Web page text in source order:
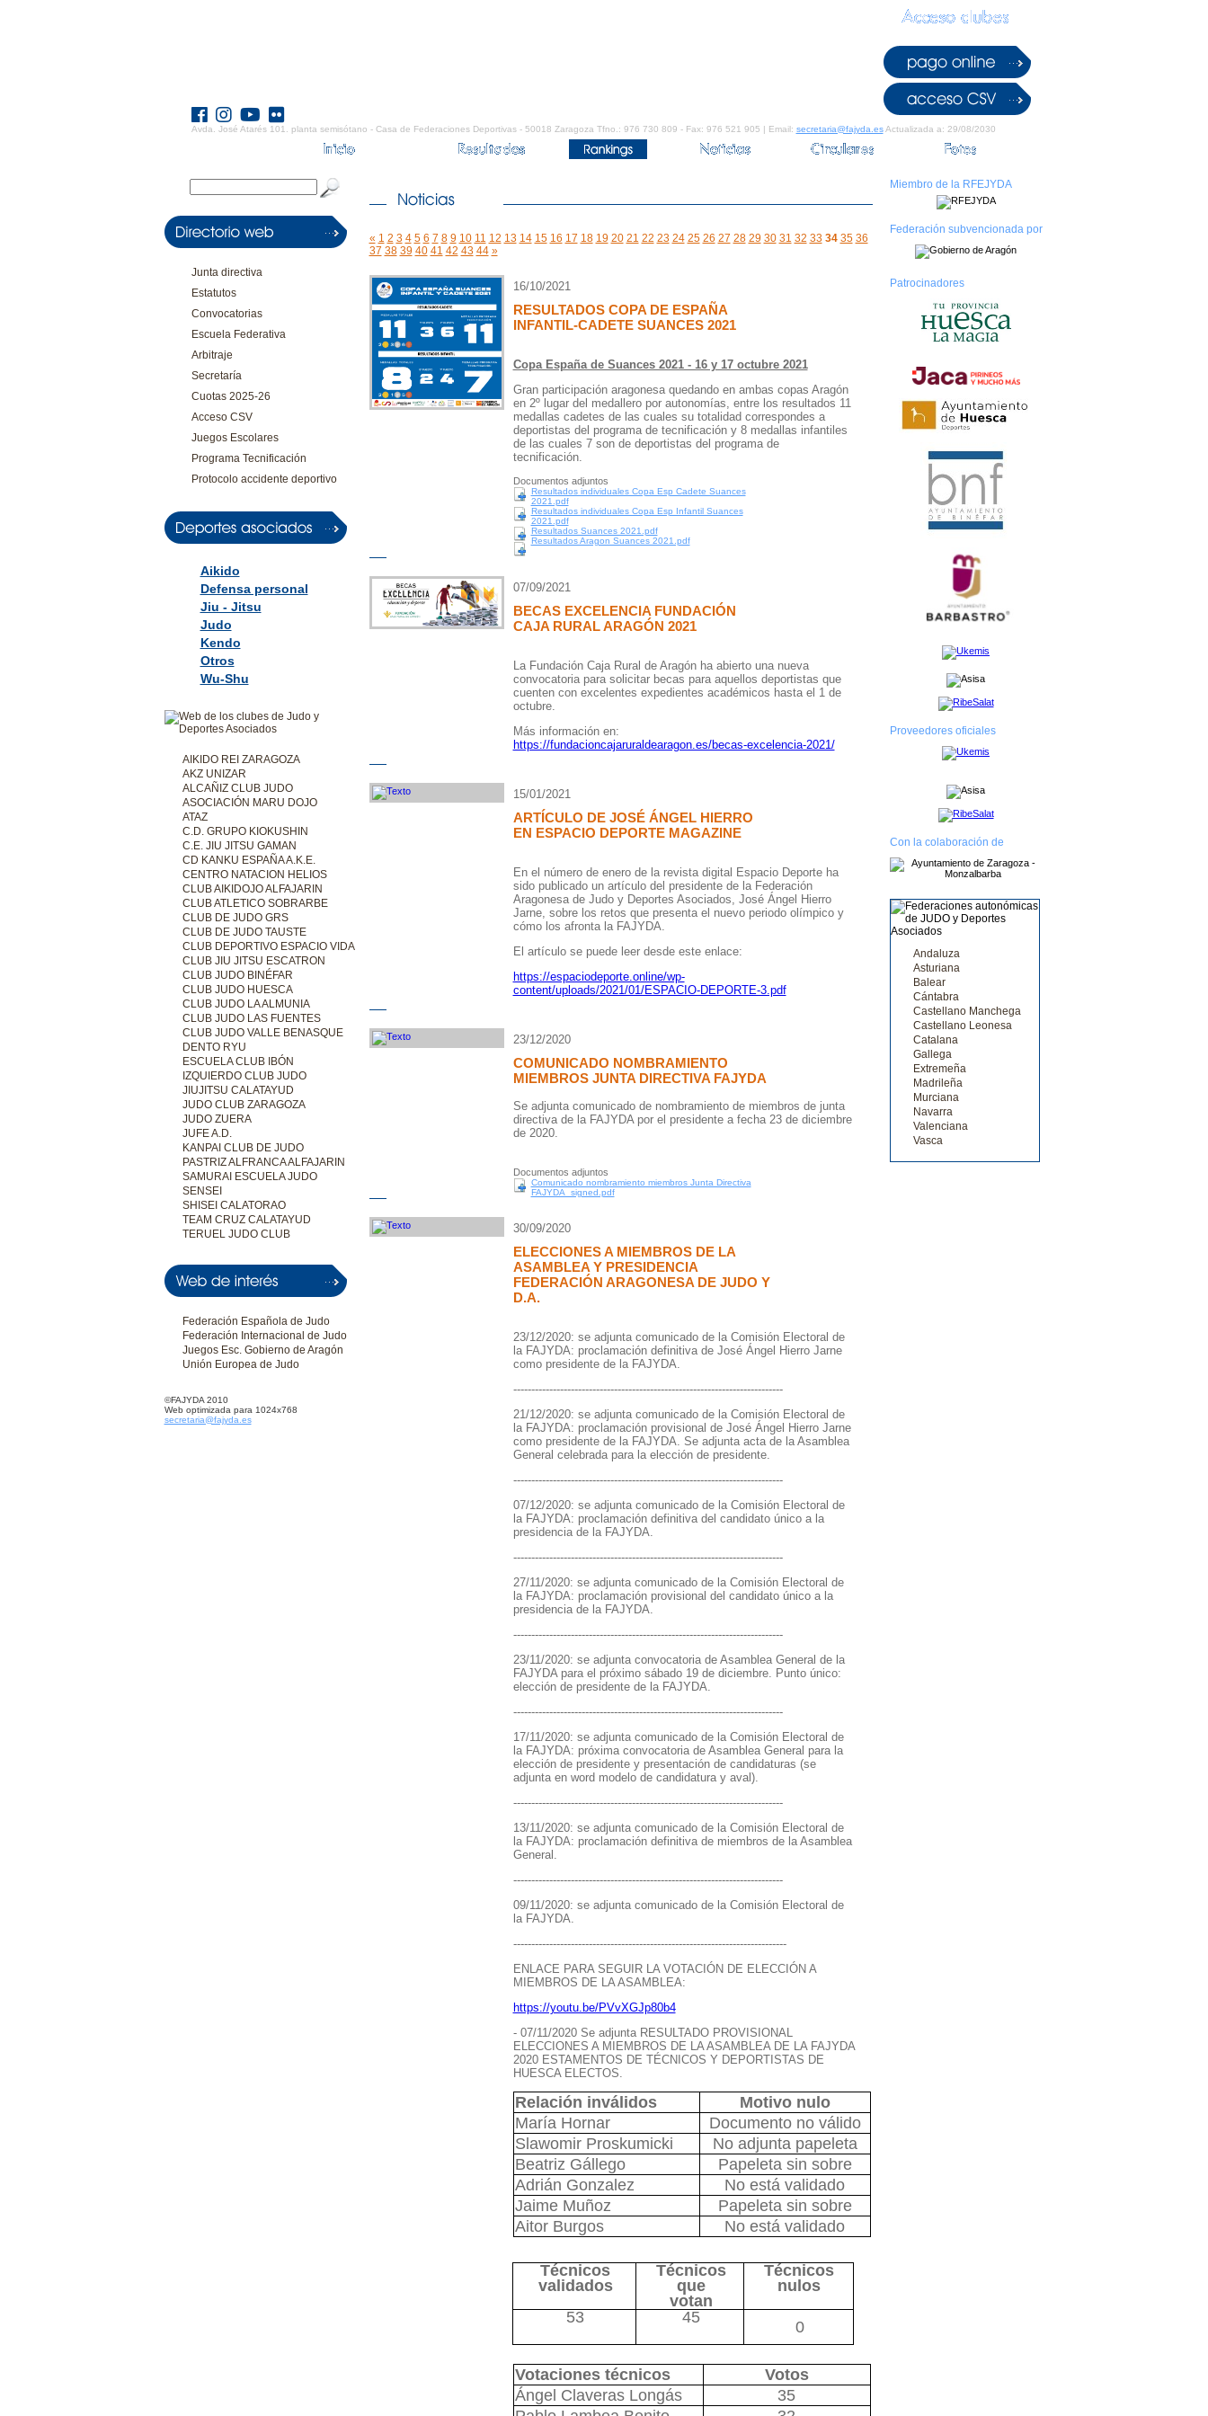
Avda. José Atarés 101. planta semisótano - Casa de Federaciones Deportivas - 50018 Zaragoza Tfno.: 976 730 809 - Fax: 976 521 905 | Email: secretaria@fajyda.esActualizada a: 29/08/2030
Junta directiva
Estatutos
Convocatorias
Escuela Federativa
Arbitraje
Secretaría
Cuotas 2025-26
Acceso CSV
Juegos Escolares
Programa Tecnificación
Protocolo accidente deportivo
Aikido
Defensa personal
Jiu - Jitsu
Judo
Kendo
Otros
Wu-Shu
AIKIDO REI ZARAGOZA
AKZ UNIZAR
ALCAÑIZ CLUB JUDO
ASOCIACIÓN MARU DOJO
ATAZ
C.D. GRUPO KIOKUSHIN
C.E. JIU JITSU GAMAN
CD KANKU ESPAÑA A.K.E.
CENTRO NATACION HELIOS
CLUB AIKIDOJO ALFAJARIN
CLUB ATLETICO SOBRARBE
CLUB DE JUDO GRS
CLUB DE JUDO TAUSTE
CLUB DEPORTIVO ESPACIO VIDA
CLUB JIU JITSU ESCATRON
CLUB JUDO BINÉFAR
CLUB JUDO HUESCA
CLUB JUDO LA ALMUNIA
CLUB JUDO LAS FUENTES
CLUB JUDO VALLE BENASQUE
DENTO RYU
ESCUELA CLUB IBÓN
IZQUIERDO CLUB JUDO
JIUJITSU CALATAYUD
JUDO CLUB ZARAGOZA
JUDO ZUERA
JUFE A.D.
KANPAI CLUB DE JUDO
PASTRIZ ALFRANCA ALFAJARIN
SAMURAI ESCUELA JUDO
SENSEI
SHISEI CALATORAO
TEAM CRUZ CALATAYUD
TERUEL JUDO CLUB
Federación Española de Judo
Federación Internacional de Judo
Juegos Esc. Gobierno de Aragón
Unión Europea de Judo
©FAJYDA 2010
Web optimizada para 1024x768
secretaria@fajyda.es
« 1 2 3 4 5 6 7 8 9 10 11 12 13 14 15 16 17 18 19 20 21 22 23 24 25 26 27 28 29 30 31 32 33 34 35 36
37 38 39 40 41 42 43 44 »
16/10/2021
RESULTADOS COPA DE ESPAÑA
INFANTIL-CADETE SUANCES 2021
Copa España de Suances 2021 - 16 y 17 octubre 2021
Gran participación aragonesa quedando en ambas copas Aragón
en 2º lugar del medallero por autonomías, entre los resultados 11
medallas cadetes de las cuales su totalidad correspondes a
deportistas del programa de tecnificación y 8 medallas infantiles
de las cuales 7 son de deportistas del programa de
tecnificación.
Documentos adjuntos
Resultados individuales Copa Esp Cadete Suances
2021.pdf
Resultados individuales Copa Esp Infantil Suances
2021.pdf
Resultados Suances 2021.pdf
Resultados Aragon Suances 2021.pdf
07/09/2021
BECAS EXCELENCIA FUNDACIÓN
CAJA RURAL ARAGÓN 2021
La Fundación Caja Rural de Aragón ha abierto una nueva
convocatoria para solicitar becas para aquellos deportistas que
cuenten con excelentes expedientes académicos hasta el 1 de
octubre.
Más información en:
https://fundacioncajaruraldearagon.es/becas-excelencia-2021/
15/01/2021
ARTÍCULO DE JOSÉ ÁNGEL HIERRO
EN ESPACIO DEPORTE MAGAZINE
En el número de enero de la revista digital Espacio Deporte ha
sido publicado un artículo del presidente de la Federación
Aragonesa de Judo y Deportes Asociados, José Ángel Hierro
Jarne, sobre los retos que presenta el nuevo periodo olímpico y
cómo los afronta la FAJYDA.
El artículo se puede leer desde este enlace:
https://espaciodeporte.online/wp-
content/uploads/2021/01/ESPACIO-DEPORTE-3.pdf
23/12/2020
COMUNICADO NOMBRAMIENTO
MIEMBROS JUNTA DIRECTIVA FAJYDA
Se adjunta comunicado de nombramiento de miembros de junta
directiva de la FAJYDA por el presidente a fecha 23 de diciembre
de 2020.
Documentos adjuntos
Comunicado nombramiento miembros Junta Directiva
FAJYDA_signed.pdf
30/09/2020
ELECCIONES A MIEMBROS DE LA
ASAMBLEA Y PRESIDENCIA
FEDERACIÓN ARAGONESA DE JUDO Y
D.A.
23/12/2020: se adjunta comunicado de la Comisión Electoral de
la FAJYDA: proclamación definitiva de José Ángel Hierro Jarne
como presidente de la FAJYDA.
---------------------------------------------------------------------------
21/12/2020: se adjunta comunicado de la Comisión Electoral de
la FAJYDA: proclamación provisional de José Ángel Hierro Jarne
como presidente de la FAJYDA. Se adjunta acta de la Asamblea
General celebrada para la elección de presidente.
---------------------------------------------------------------------------
07/12/2020: se adjunta comunicado de la Comisión Electoral de
la FAJYDA: proclamación definitiva del candidato único a la
presidencia de la FAJYDA.
---------------------------------------------------------------------------
27/11/2020: se adjunta comunicado de la Comisión Electoral de
la FAJYDA: proclamación provisional del candidato único a la
presidencia de la FAJYDA.
---------------------------------------------------------------------------
23/11/2020: se adjunta convocatoria de Asamblea General de la
FAJYDA para el próximo sábado 19 de diciembre. Punto único:
elección de presidente de la FAJYDA.
---------------------------------------------------------------------------
17/11/2020: se adjunta comunicado de la Comisión Electoral de
la FAJYDA: próxima convocatoria de Asamblea General para la
elección de presidente y presentación de candidaturas (se
adjunta en word modelo de candidatura y aval).
---------------------------------------------------------------------------
13/11/2020: se adjunta comunicado de la Comisión Electoral de
la FAJYDA: proclamación definitiva de miembros de la Asamblea
General.
---------------------------------------------------------------------------
09/11/2020: se adjunta comunicado de la Comisión Electoral de
la FAJYDA.
----------------------------------------------------------------------------
ENLACE PARA SEGUIR LA VOTACIÓN DE ELECCIÓN A
MIEMBROS DE LA ASAMBLEA:
https://youtu.be/PVvXGJp80b4
- 07/11/2020 Se adjunta RESULTADO PROVISIONAL
ELECCIONES A MIEMBROS DE LA ASAMBLEA DE LA FAJYDA
2020 ESTAMENTOS DE TÉCNICOS Y DEPORTISTAS DE
HUESCA ELECTOS.
Relación inválidos
Motivo nulo
María Hornar
Documento no válido
Slawomir Proskumicki
No adjunta papeleta
Beatriz Gállego
Papeleta sin sobre
Adrián Gonzalez
No está validado
Jaime Muñoz
Papeleta sin sobre
Aitor Burgos
No está validado
Técnicos
validados
Técnicos
que
votan
Técnicos
nulos
53
45
0
Votaciones técnicos
Votos
Ángel Claveras Longás
35
Miembro de la RFEJYDA
Federación subvencionada por
Patrocinadores
Proveedores oficiales
Con la colaboración de
Andaluza
Asturiana
Balear
Cántabra
Castellano Manchega
Castellano Leonesa
Catalana
Gallega
Extremeña
Madrileña
Murciana
Navarra
Valenciana
Vasca